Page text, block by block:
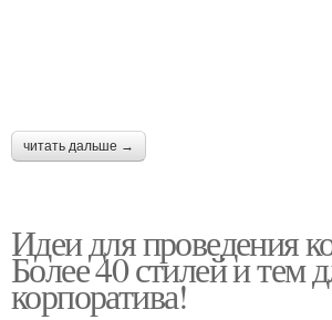
читать дальше →
Идеи для проведения
Более 40 стилей и тем
корпоратива!